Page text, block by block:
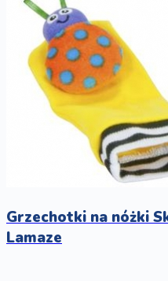
Grzechotki na nóżki
Lamaze